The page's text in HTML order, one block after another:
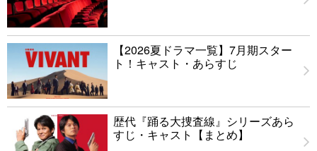
【2026夏ドラマ一覧】7月期スター
ト！キャスト・あらすじ
歴代『踊る大捜査線』シリーズあら
すじ・キャスト【まとめ】